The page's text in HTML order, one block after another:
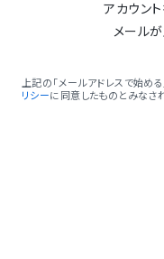
アカウン
メール
上記の「メールアドレスで始める
リシーに同意したものとみなされ